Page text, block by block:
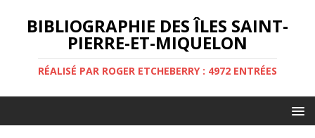
BIBLIOGRAPHIE DES ÎLES SAINT-
PIERRE-ET-MIQUELON
RÉALISÉ PAR ROGER ETCHEBERRY : 4972 ENTRÉES